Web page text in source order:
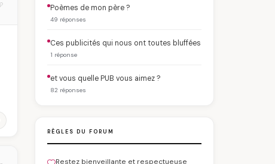
Poèmes de mon père ?
49 réponses
Ces publicités qui nous ont toutes bluffées
1 réponse
et vous quelle PUB vous aimez ?
82 réponses
RÈGLES DU FORUM
Restez bienveillante et respectueuse